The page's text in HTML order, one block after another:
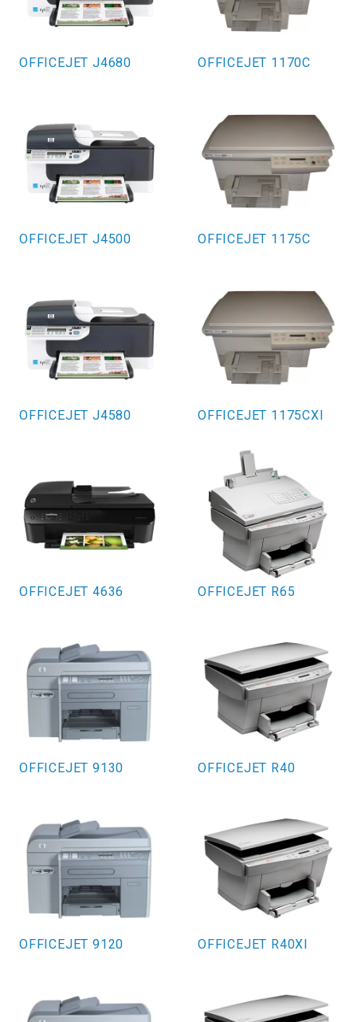
OFFICEJET J4680
OFFICEJET J4500
OFFICEJET J4580
OFFICEJET 4636
OFFICEJET 9130
OFFICEJET 9120
OFFICEJET 1170C
OFFICEJET 1175C
OFFICEJET 1175CXI
OFFICEJET R65
OFFICEJET R40
OFFICEJET R40XI